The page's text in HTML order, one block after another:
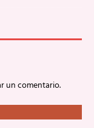
un comentario.